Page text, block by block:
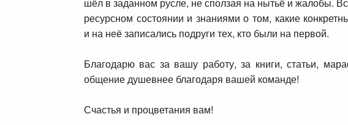
ресурсном состоянии и знаниями о том, какие
и на неё записались подруги тех, кто были на первой.
Благодарю вас за вашу работу, за книги, статьи,
общениедушевнее благодаря вашей команде!
Счастья и процветания вам!